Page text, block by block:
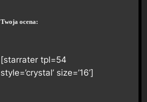
Twoja ocena:
[starrater tpl=54
style=’crystal’ size=’16’]